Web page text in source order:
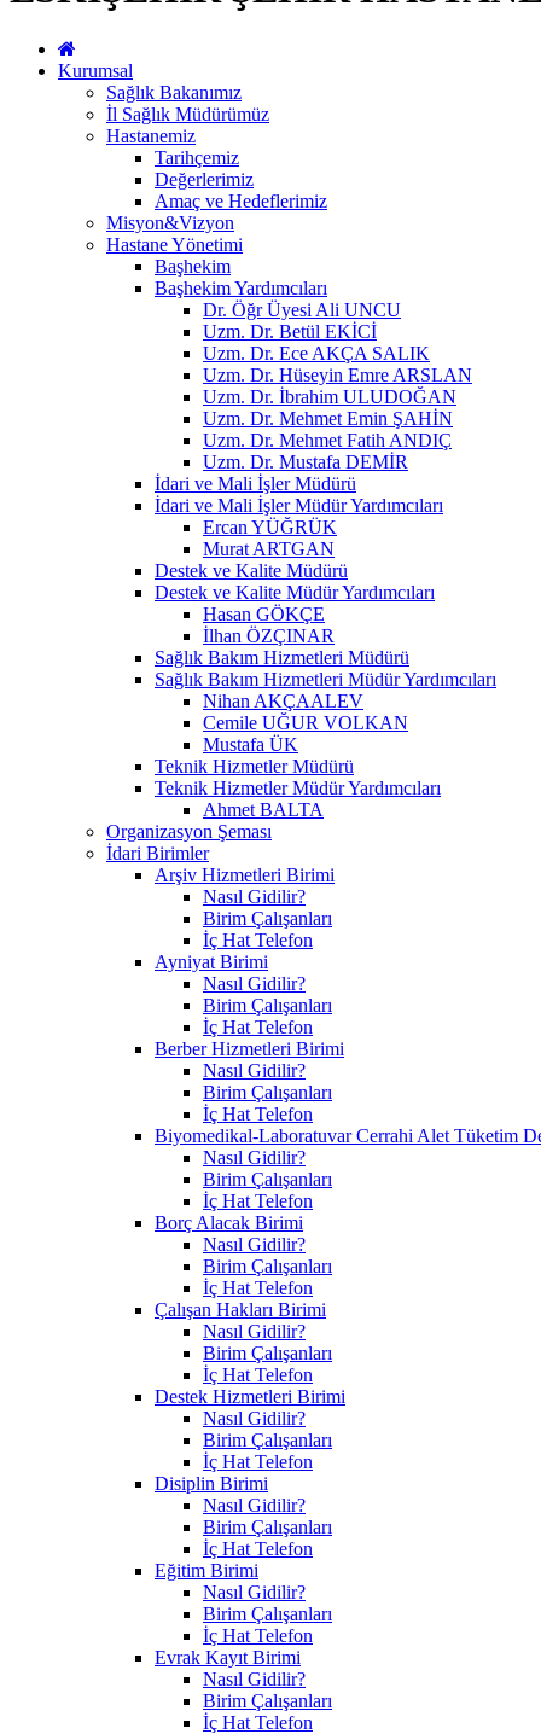
Kurumsal
Sağlık Bakanımız
İl Sağlık Müdürümüz
Hastanemiz
Tarihçemiz
Değerlerimiz
Amaç ve Hedeflerimiz
Misyon&Vizyon
Hastane Yönetimi
Başhekim
Başhekim Yardımcıları
Dr. Öğr Üyesi Ali UNCU
Uzm. Dr. Betül EKİCİ
Uzm. Dr. Ece AKÇA SALIK
Uzm. Dr. Hüseyin Emre ARSLAN
Uzm. Dr. İbrahim ULUDOĞAN
Uzm. Dr. Mehmet Emin ŞAHİN
Uzm. Dr. Mehmet Fatih ANDIÇ
Uzm. Dr. Mustafa DEMİR
İdari ve Mali İşler Müdürü
İdari ve Mali İşler Müdür Yardımcıları
Ercan YÜĞRÜK
Murat ARTGAN
Destek ve Kalite Müdürü
Destek ve Kalite Müdür Yardımcıları
Hasan GÖKÇE
İlhan ÖZÇINAR
Sağlık Bakım Hizmetleri Müdürü
Sağlık Bakım Hizmetleri Müdür Yardımcıları
Nihan AKÇAALEV
Cemile UĞUR VOLKAN
Mustafa ÜK
Teknik Hizmetler Müdürü
Teknik Hizmetler Müdür Yardımcıları
Ahmet BALTA
Organizasyon Şeması
İdari Birimler
Arşiv Hizmetleri Birimi
Nasıl Gidilir?
Birim Çalışanları
İç Hat Telefon
Ayniyat Birimi
Nasıl Gidilir?
Birim Çalışanları
İç Hat Telefon
Berber Hizmetleri Birimi
Nasıl Gidilir?
Birim Çalışanları
İç Hat Telefon
Biyomedikal-Laboratuvar Cerrahi Alet Tüketim
Nasıl Gidilir?
Birim Çalışanları
İç Hat Telefon
Borç Alacak Birimi
Nasıl Gidilir?
Birim Çalışanları
İç Hat Telefon
Çalışan Hakları Birimi
Nasıl Gidilir?
Birim Çalışanları
İç Hat Telefon
Destek Hizmetleri Birimi
Nasıl Gidilir?
Birim Çalışanları
İç Hat Telefon
Disiplin Birimi
Nasıl Gidilir?
Birim Çalışanları
İç Hat Telefon
Eğitim Birimi
Nasıl Gidilir?
Birim Çalışanları
İç Hat Telefon
Evrak Kayıt Birimi
Nasıl Gidilir?
Birim Çalışanları
İç Hat Telefon